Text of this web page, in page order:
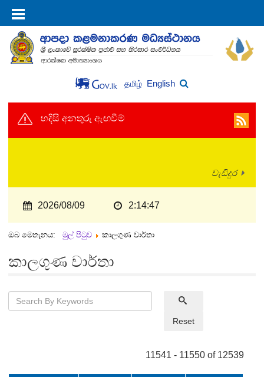
தமிழ் English
හදිසි අනතුරු ඇඟවීම්
වැඩිදුර
2026/08/09 2:14:47
ඔබ මෙතැනය: මුල් පිටුව කාලගුණ වාර්තා
කාලගුණ වාර්තා
Reset
11541 - 11550 of 12539